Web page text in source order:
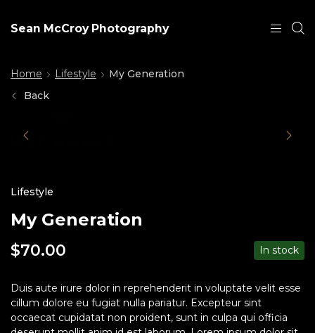
Sean McCroy Photography
Home Lifestyle
My Generation
Back
Lifestyle
My Generation
$70.00 In stock
Duis aute irure dolor in reprehenderit in voluptate velit esse
cillum dolore eu fugiat nulla pariatur. Excepteur sint
occaecat cupidatat non proident, sunt in culpa qui officia